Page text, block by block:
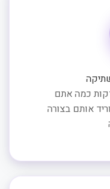
כמה אתם
אותם בצורה